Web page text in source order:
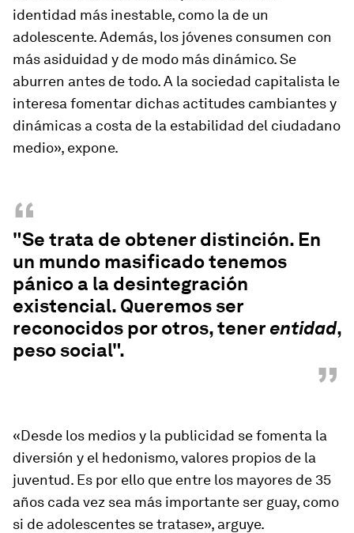
identidad más inestable, como la de un
adolescente. Además, los jóvenes consumen con
más asiduidad y de modo más dinámico. Se
aburren antes de todo. A la sociedad capitalista le
interesa fomentar dichas actitudes cambiantes y
dinámicas a costa de la estabilidad del ciudadano
medio», expone.
“
"Se trata de obtener distinción. En
un mundo masificado tenemos
pánico a la desintegración
existencial. Queremos ser
reconocidos por otros, tener entidad,
peso social".
”
«Desde los medios y la publicidad se fomenta la
diversión y el hedonismo, valores propios de la
juventud. Es por ello que entre los mayores de 35
años cada vez sea más importante ser guay, como
si de adolescentes se tratase», arguye.